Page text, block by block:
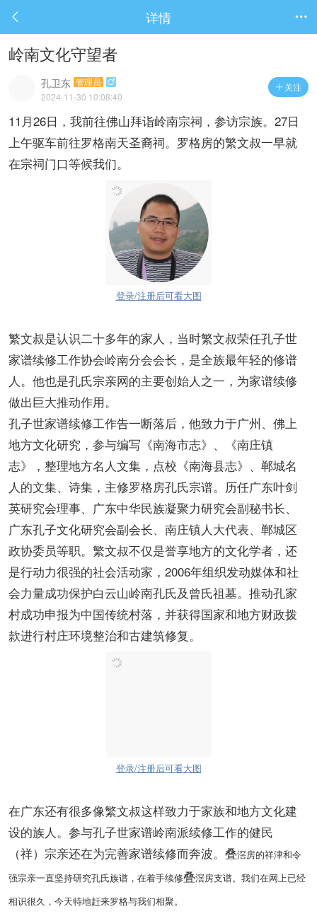
 详情 
岭南文化守望者
 关注
孔卫东 管理员 
2024-11-30 10:08:40
11月26日，我前往佛山拜诣岭南宗祠，参访宗族。27日
上午驱车前往罗格南天圣裔祠。罗格房的繁文叔一早就
在宗祠门口等候我们。
登录/注册后可看大图
繁文叔是认识二十多年的家人，当时繁文叔荣任孔子世
家谱续修工作协会岭南分会会长，是全族最年轻的修谱
人。他也是孔氏宗亲网的主要创始人之一，为家谱续修
做出巨大推动作用。
孔子世家谱续修工作告一断落后，他致力于广州、佛上
地方文化研究，参与编写《南海市志》、《南庄镇
志》，整理地方名人文集，点校《南海县志》、郸城名
人的文集、诗集，主修罗格房孔氏宗谱。历任广东叶剑
英研究会理事、广东中华民族凝聚力研究会副秘书长、
广东孔子文化研究会副会长、南庄镇人大代表、郸城区
政协委员等职。繁文叔不仅是誉享地方的文化学者，还
是行动力很强的社会活动家，2006年组织发动媒体和社
会力量成功保护白云山岭南孔氏及曾氏祖墓。推动孔家
村成功申报为中国传统村落，并获得国家和地方财政拨
款进行村庄环境整治和古建筑修复。
登录/注册后可看大图
在广东还有很多像繁文叔这样致力于家族和地方文化建
设的族人。参与孔子世家谱岭南派续修工作的健民
（祥）宗亲还在为完善家谱续修而奔波。叠滘房的祥津和令
强宗亲一直坚持研究孔氏族谱，在着手续修叠滘房支谱。我们在网上已经
相识很久，今天特地赶来罗格与我们相聚。